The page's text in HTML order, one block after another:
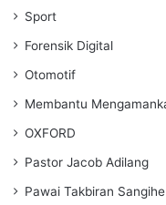
Sport
Forensik Digital
Otomotif
Membantu
OXFORD
Pastor Jacob Adilang
Pawai Takbiran Sangihe